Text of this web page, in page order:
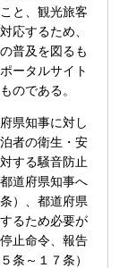
と、観光旅客
応するため、
普及を図るも
ータルサイト
のである。
県知事に対し
者の衛生・安
する騒音防止
道府県知事へ
）、都道府県
るため必要が
止命令、報告
条～１７条）